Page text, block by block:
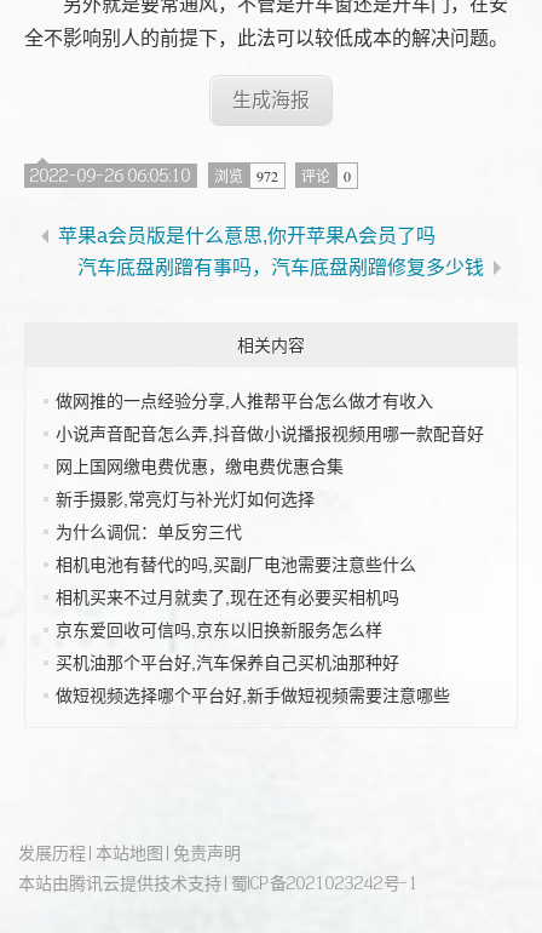
全不影响别人的前提下，此法可以较低成本的解决问题。
生成海报
2022-09-26 06:05:10 浏览 972 评论 0
苹果a会员版是什么意思,你开苹果A会员了吗
汽车底盘剐蹭有事吗，汽车底盘剐蹭修复多少钱
相关内容
做网推的一点经验分享,人推帮平台怎么做才有收入
小说声音配音怎么弄,抖音做小说播报视频用哪一款配音好
网上国网缴电费优惠，缴电费优惠合集
新手摄影,常亮灯与补光灯如何选择
为什么调侃：单反穷三代
相机电池有替代的吗,买副厂电池需要注意些什么
相机买来不过月就卖了,现在还有必要买相机吗
京东爱回收可信吗,京东以旧换新服务怎么样
买机油那个平台好,汽车保养自己买机油那种好
做短视频选择哪个平台好,新手做短视频需要注意哪些
发展历程 | 本站地图 | 免责声明
本站由腾讯云提供技术支持 | 蜀ICP备2021023242号-1